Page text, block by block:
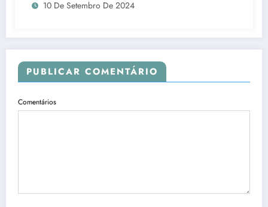
10 De Setembro De 2024
PUBLICAR COMENTÁRIO
Comentários